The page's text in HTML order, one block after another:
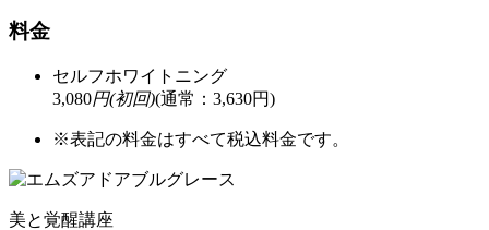
料金
セルフホワイトニング
3,080円(初回)(通常：3,630円)
※表記の料金はすべて税込料金です。
美と覚醒講座